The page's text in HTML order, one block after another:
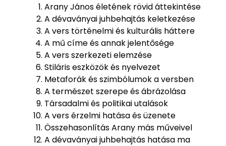
Arany János életének rövid áttekintése
A dévaványai juhbehajtás keletkezése
A vers történelmi és kulturális háttere
A mű címe és annak jelentősége
A vers szerkezeti elemzése
Stiláris eszközök és nyelvezet
Metaforák és szimbólumok a versben
A természet szerepe és ábrázolása
Társadalmi és politikai utalások
A vers érzelmi hatása és üzenete
Összehasonlítás Arany más műveivel
A dévaványai juhbehajtás hatása ma